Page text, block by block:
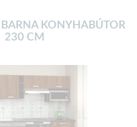
KONYHABÚTOR
230 CM